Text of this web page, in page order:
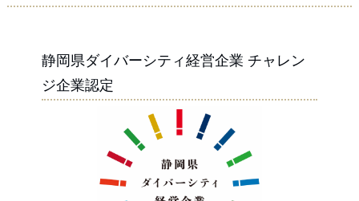
静岡県ダイバーシティ経営企業 チャレン
ジ企業認定